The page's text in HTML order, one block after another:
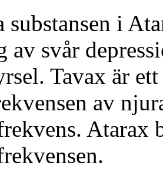
substansen i
av svår
Tavax är
av
Atarax